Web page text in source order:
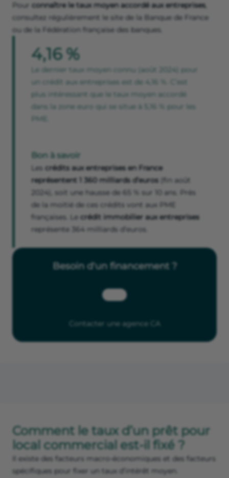
Pour connaître le taux moyen accordé aux entreprises,
consultez régulièrement le site de la Banque de France
ou de la Fédération française des banques.
4,16 %
Le dernier taux moyen connu (août 2024) pour
un crédit aux entreprises est de 4,16 %. C’est
plus intéressant que le taux moyen accordé
dans la zone euro qui se situe à 5,16 % pour les
Bon à savoir
Les crédits aux entreprises en France
représentent 1 360 milliards d’euros (fin août
2024), soit une hausse de 65 % sur 10 ans. Près
de la moitié de ces crédits vont aux PME
françaises. Le crédit immobilier aux entreprises
représente 364 milliards d’euros.
Besoin d'un financement ?
Contacter une agence CA
Comment le taux d’un prêt pour
local commercial est-il fixé ?
Il existe des facteurs macro-économiques et des facteurs
spécifiques pour fixer un taux d’intérêt moyen.